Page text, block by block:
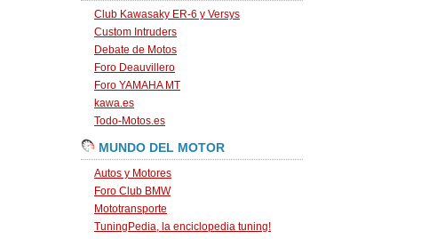
Club Kawasaky ER-6 y Versys
Custom Intruders
Debate de Motos
Foro Deauvillero
Foro YAMAHA MT
kawa.es
Todo-Motos.es
MUNDO DEL MOTOR
Autos y Motores
Foro Club BMW
Mototransporte
TuningPedia, la enciclopedia tuning!